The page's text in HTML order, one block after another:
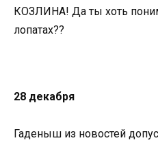
КОЗЛИНА! Да ты хоть
лопатах??
28 декабря
Гаденыш из новостей